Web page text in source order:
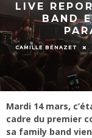
LIVE
BAND
CAMILLE BÉNAZET
Mardi 14 mars,
cadre du premier
sa family band